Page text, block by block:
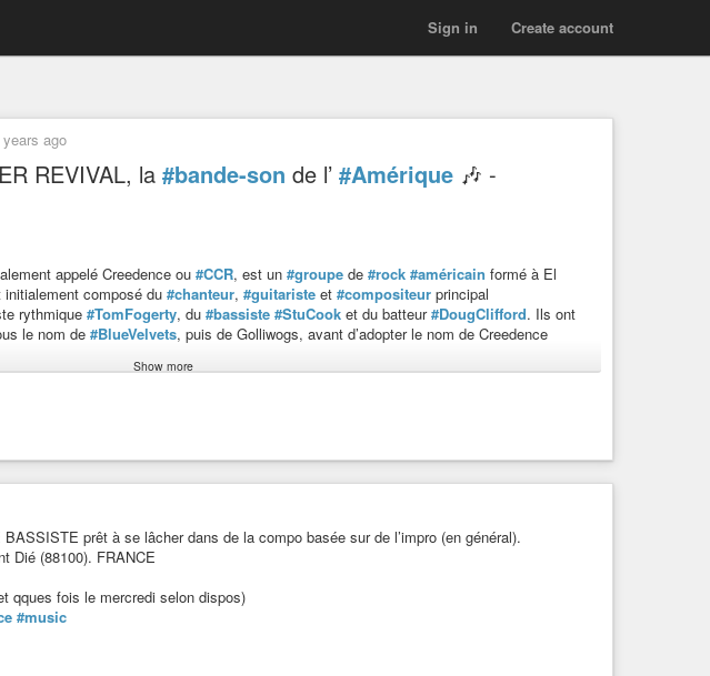
Create account
Sign in
ago
REVIVAL, la #bande-son de l’ #Amérique 🎶 -
appelé Creedence ou #CCR, est un #groupe de #rock #américain formé à El
initialement composé du #chanteur, #guitariste et #compositeur principal
rythmique #TomFogerty, du #bassiste #StuCook et du batteur#DougClifford. Ils ont
le nom de #BlueVelvets, puis de Golliwogs, avant d’adopter le nom de Creedence
les
du#Vietnam. Le groupe s’est produit au festival de#Woodstocken 1969, dans le
grand groupe signé à s’y produire.
Show more
prêt à se lâcher dans de la compo basée sur de l’impro (en général).
Dié (88100). FRANCE
qques fois le mercredi selon dispos)
#music